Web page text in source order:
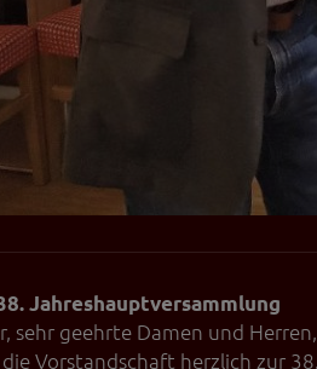
Jahreshauptversammlung
sehr geehrte Damen und Herren,
Vorstandschaft herzlich zur